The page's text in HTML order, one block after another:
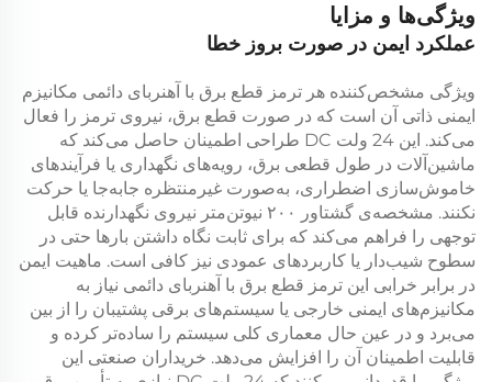
ویژگی‌ها و مزایا
عملکرد ایمن در صورت بروز خطا
ویژگی مشخص‌کننده هر ترمز قطع برق با آهنربای دائمی مکانیزم
ایمنی ذاتی آن است که در صورت قطع برق، نیروی ترمز را فعال
می‌کند. این 24 ولت DC
طراحی اطمینان حاصل می‌کند که
ماشین‌آلات در طول قطعی برق، رویه‌های نگهداری یا فرآیندهای
خاموش‌سازی اضطراری، به‌صورت غیرمنتظره جابه‌جا یا حرکت
نکنند. مشخصه‌ی گشتاور ۲۰۰ نیوتن‌متر
نیروی نگهدارنده قابل
توجهی را فراهم می‌کند که برای ثابت نگاه داشتن بارها حتی در
سطوح شیب‌دار یا کاربردهای عمودی نیز کافی است. ماهیت ایمن
در برابر خرابی این ترمز قطع برق با آهنربای دائمی نیاز به
مکانیزم‌های ایمنی خارجی یا سیستم‌های برقی پشتیبان را از بین
می‌برد و در عین حال معماری کلی سیستم را ساده‌تر کرده و
قابلیت اطمینان آن را افزایش می‌دهد. خریداران صنعتی این